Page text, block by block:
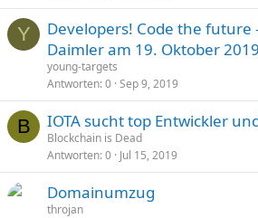
Y
Developers! Code the future
Daimler am 19. Oktober 2019
young-targets
Antworten 0 Sep 9, 2019
B IOTA sucht top Entwickler
Blockchain is Dead
Antworten 0 Jul 15, 2019
Domainumzug
throjan